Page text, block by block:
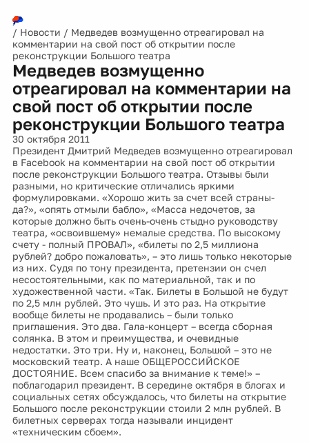
/ Новости / Медведев возмущенно отреагировал на
комментарии на свой пост об открытии после
реконструкции Большого театра
Медведев возмущенно
отреагировал на комментарии на
свой пост об открытии после
реконструкции Большого театра
30 октября 2011
Президент Дмитрий Медведев возмущенно отреагировал
в Facebook на комментарии на свой пост об открытии
после реконструкции Большого театра. Отзывы были
разными, но критические отличались яркими
формулировками. «Хорошо жить за счет всей страны-
да?», «опять отмыли бабло», «Масса недочетов, за
которые должно быть очень-очень стыдно руководству
театра, «освоившему» немалые средства. По высокому
счету - полный ПРОВАЛ», «билеты по 2,5 миллиона
рублей? добро пожаловать», – это лишь только некоторые
из них. Судя по тону президента, претензии он счел
несостоятельными, как по материальной, так и по
художественной части. «Так. Билеты в Большой не будут
по 2,5 млн рублей. Это чушь. И это раз. На открытие
вообще билеты не продавались – были только
приглашения. Это два. Гала-концерт – всегда сборная
солянка. В этом и преимущества, и очевидные
недостатки. Это три. Ну и, наконец, Большой – это не
московский театр. А наше ОБЩЕРОССИЙСКОЕ
ДОСТОЯНИЕ. Всем спасибо за внимание к теме!» –
поблагодарил президент. В середине октября в блогах и
социальных сетях обсуждалось, что билеты на открытие
Большого после реконструкции стоили 2 млн рублей. В
билетных серверах тогда называли инцидент
«техническим сбоем».